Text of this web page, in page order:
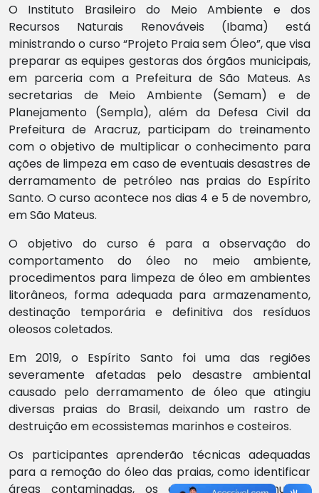
O Instituto Brasileiro do Meio Ambiente e dos
Recursos Naturais Renováveis (Ibama) está
ministrando o curso “Projeto Praia sem Óleo”, que visa
preparar as equipes gestoras dos órgãos municipais,
em parceria com a Prefeitura de São Mateus. As
secretarias de Meio Ambiente (Semam) e de
Planejamento (Sempla), além da Defesa Civil da
Prefeitura de Aracruz, participam do treinamento
com o objetivo de multiplicar o conhecimento para
ações de limpeza em caso de eventuais desastres de
derramamento de petróleo nas praias do Espírito
Santo. O curso acontece nos dias 4 e 5 de novembro,
em São Mateus.
O objetivo do curso é para a observação do
comportamento do óleo no meio ambiente,
procedimentos para limpeza de óleo em ambientes
litorâneos, forma adequada para armazenamento,
destinação temporária e definitiva dos resíduos
oleosos coletados.
Em 2019, o Espírito Santo foi uma das regiões
severamente afetadas pelo desastre ambiental
causado pelo derramamento de óleo que atingiu
diversas praias do Brasil, deixando um rastro de
destruição em ecossistemas marinhos e costeiros.
Os participantes aprenderão técnicas adequadas
para a remoção do óleo das praias, como identificar
áreas contaminadas, os cuidados ao manusear